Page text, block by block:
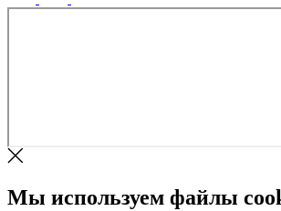
Мы используем файлы